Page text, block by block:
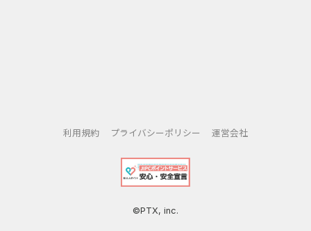
利用規約 プライバシーポリシー 運営会社
©PTX, inc.